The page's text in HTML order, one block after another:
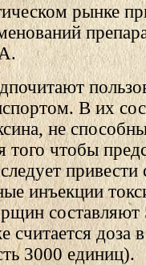
рынке
В их
не
того чтобы
инъекции
составляют
считается доза
3000 единиц).